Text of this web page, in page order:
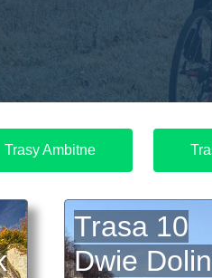
Trasy Ambitne
Trasa 10
Dwie